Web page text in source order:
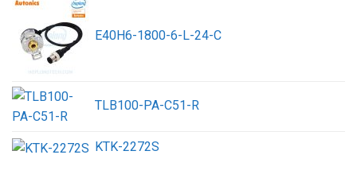
E40H6-1800-6-L-24-C
TLB100-PA-C51-R
KTK-2272S